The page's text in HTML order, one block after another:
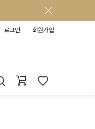
로그인 회원가입